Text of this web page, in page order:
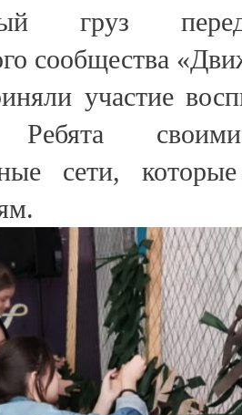
груз
сообщества
участие
Ребята
сети,